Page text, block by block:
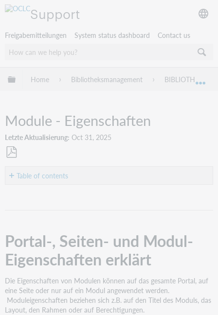
Support
Freigabemitteilungen System status dashboard Contact us
Globale Hierarchie expandieren/verbergen
Home Bibliotheksmanagement BIBLIOTHECA
Module - Eigenschaften
Letzte Aktualisierung Oct 31, 2025
PDFTable of contents
Eigenschaften
erklärt
Menüstruktur
und
Seiten
bearbeiten
Seiten
bearbeiten
Portal-, Seiten- und Modul-
Eigenschaften erklärt
Die Eigenschaften von Modulen können auf das gesamte Portal, auf
eine Seite oder nur auf ein Modul angewendet werden.
Moduleigenschaften beziehen sich z.B. auf den Titel des Moduls, das
Layout, den Rahmen oder auf Berechtigungen.